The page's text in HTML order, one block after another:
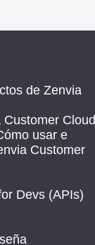
de Zenvia
Cloud
usar e
Customer
Devs (APIs)